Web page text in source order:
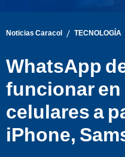
Noticias Caracol / TECNOLOGÍA
WhatsApp
funcionar
celulares a
iPhone,